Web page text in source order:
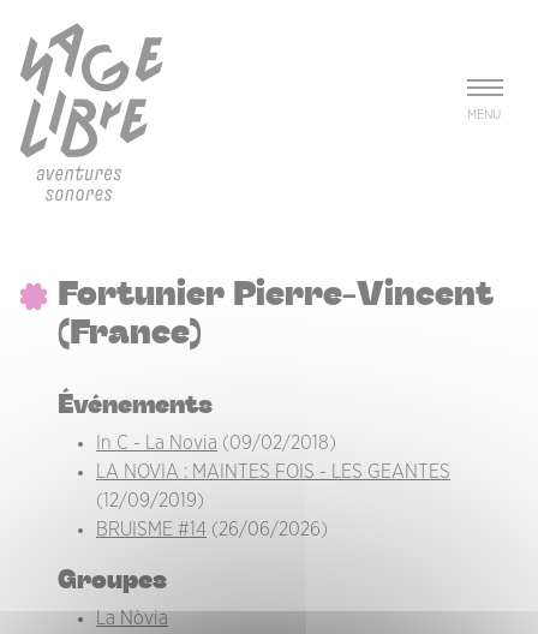
MENU
Fortunier Pierre-Vincent
(France)
Événements
In C - La Novia (09/02/2018)
LA NOVIA : MAINTES FOIS - LES GEANTES
(12/09/2019)
BRUISME #14 (26/06/2026)
Groupes
La Nòvia